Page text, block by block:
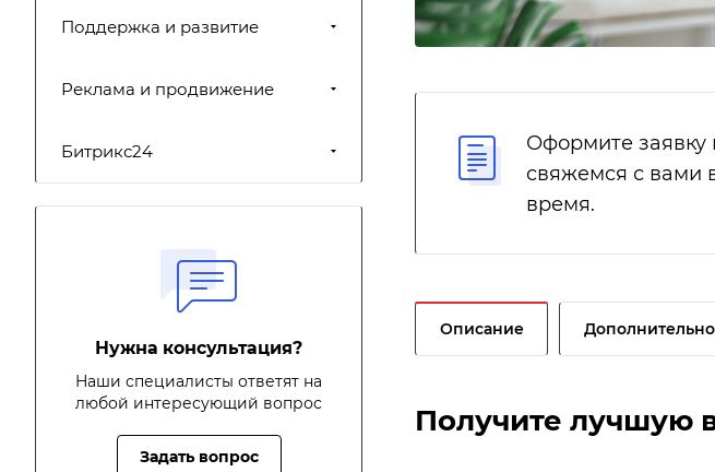
Оформите заявку
свяжемся с вами
время.
Описание Дополнительно
Получите лучшую
Поддержка и развитие
Реклама и продвижение
Битрикс24
Нужна консультация?
Наши специалисты ответят на
любой интересующий вопрос
Задать вопрос